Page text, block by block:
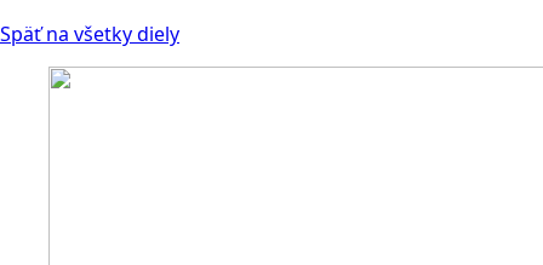
Späť na všetky diely